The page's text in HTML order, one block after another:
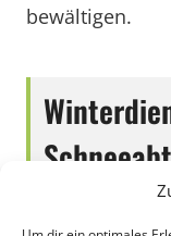
bewältigen.